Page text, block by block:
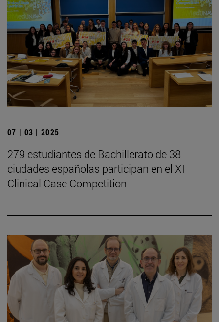
07 | 03 | 2025
279 estudiantes de Bachillerato de 38
ciudades españolas participan en el XI
Clinical Case Competition